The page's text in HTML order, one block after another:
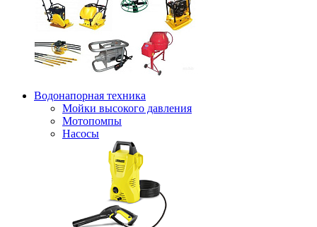
Водонапорная техника
Мойки высокого давления
Мотопомпы
Насосы